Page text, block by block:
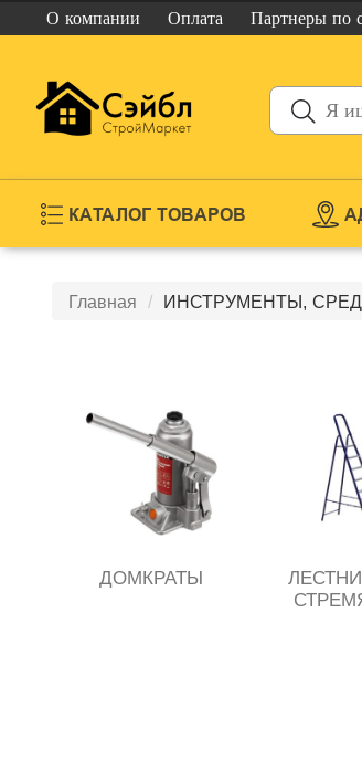
О компании Оплата Партнеры по
КАТАЛОГ ТОВАРОВ
Главная ИНСТРУМЕНТЫ,
ДОМКРАТЫ